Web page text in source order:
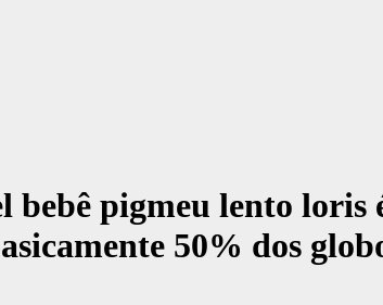
bebê pigmeu lento loris
50% dos